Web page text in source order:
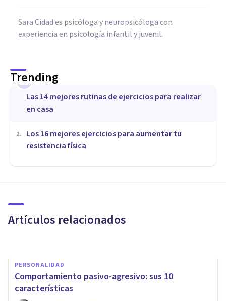
Sara Cidad es psicóloga y neuropsicóloga con
experiencia en psicología infantil y juvenil.
Trending
1
Las 14 mejores rutinas de ejercicios para realizar
en casa
2.
Los 16 mejores ejercicios para aumentar tu
resistencia física
Artículos relacionados
claves psicológicas
PERSONALIDAD
Comportamiento pasivo-agresivo: sus 10
características